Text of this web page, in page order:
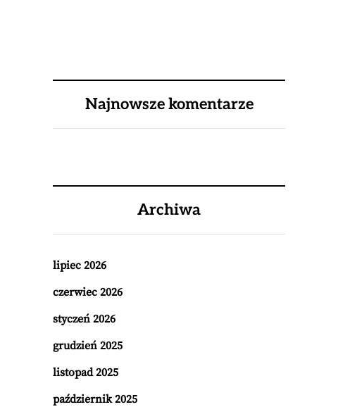
Najnowsze komentarze
Archiwa
lipiec 2026
czerwiec 2026
styczeń 2026
grudzień 2025
listopad 2025
październik 2025